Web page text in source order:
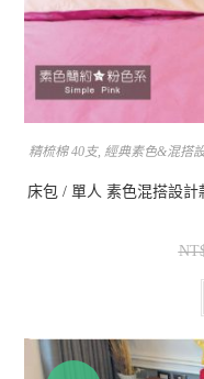
精梳棉 40支, 經典素色&混搭
床包 / 單人 素色混搭設